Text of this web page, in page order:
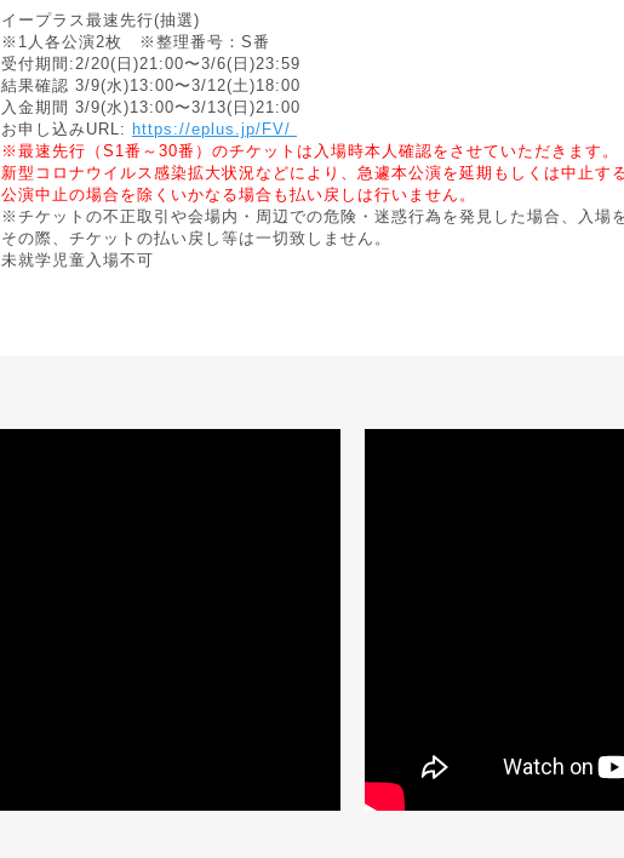
イープラス最速先行(抽選)
※1人各公演2枚 ※整理番号：S番
受付期間:2/20(日)21:00〜3/6(⽇)23:59
結果確認 3/9(⽔)13:00〜3/12(土)18:00
⼊⾦期間 3/9(⽔)13:00〜3/13(日)21:00
お申し込みURL: https://eplus.jp/FV/
※最速先行（S1番～30番）のチケットは入場時本人確認をさせていただきます。
新型コロナウイルス感染拡大状況などにより、急遽本公演を延期もしくは中止
公演中止の場合を除くいかなる場合も払い戻しは行いません。
※チケットの不正取引や会場内・周辺での危険・迷惑行為を発見した場合、入場
その際、チケットの払い戻し等は一切致しません。
未就学児童入場不可